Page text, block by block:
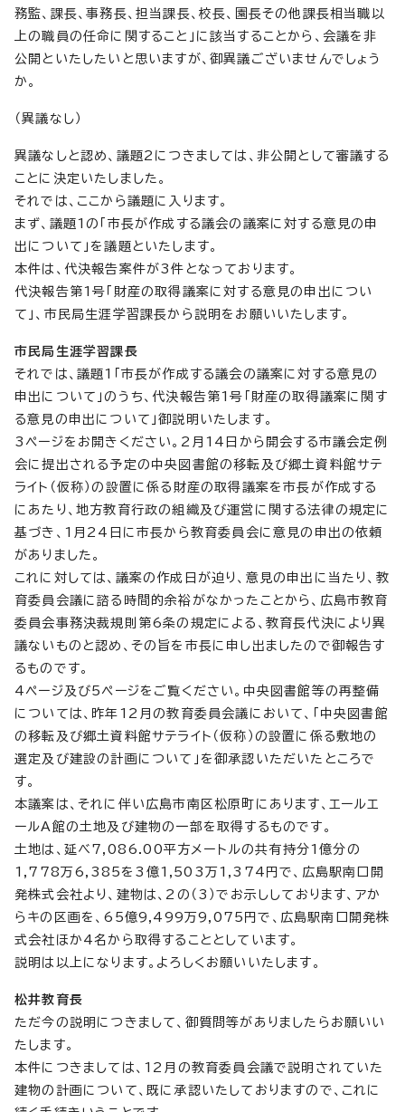
務監、課長、事務長、担当課長、校長、園長その他課長相当職以
上の職員の任命に関すること」に該当することから、会議を非
公開といたしたいと思いますが、御異議ございませんでしょう
か。
（異議なし）
異議なしと認め、議題2につきましては、非公開として審議する
ことに決定いたしました。
それでは、ここから議題に入ります。
まず、議題1の「市長が作成する議会の議案に対する意見の申
出について」を議題といたします。
本件は、代決報告案件が3件となっております。
代決報告第1号「財産の取得議案に対する意見の申出につい
て」、市民局生涯学習課長から説明をお願いいたします。
市民局生涯学習課長
それでは、議題1「市長が作成する議会の議案に対する意見の
申出について」のうち、代決報告第1号「財産の取得議案に関す
る意見の申出について」御説明いたします。
3ページをお開きください。2月14日から開会する市議会定例
会に提出される予定の中央図書館の移転及び郷土資料館サテ
ライト（仮称）の設置に係る財産の取得議案を市長が作成する
にあたり、地方教育行政の組織及び運営に関する法律の規定に
基づき、1月24日に市長から教育委員会に意見の申出の依頼
がありました。
これに対しては、議案の作成日が迫り、意見の申出に当たり、教
育委員会議に諮る時間的余裕がなかったことから、広島市教育
委員会事務決裁規則第6条の規定による、教育長代決により異
議ないものと認め、その旨を市長に申し出ましたので御報告す
るものです。
4ページ及び5ページをご覧ください。中央図書館等の再整備
については、昨年12月の教育委員会議において、「中央図書館
の移転及び郷土資料館サテライト（仮称）の設置に係る敷地の
選定及び建設の計画について」を御承認いただいたところで
す。
本議案は、それに伴い広島市南区松原町にあります、エールエ
ールA館の土地及び建物の一部を取得するものです。
土地は、延べ7,086.00平方メートルの共有持分1億分の
1,778万6,385を3億1,503万1,374円で、広島駅南口開
発株式会社より、建物は、2の（3）でお示ししております、アか
らキの区画を、65億9,499万9,075円で、広島駅南口開発株
式会社ほか4名から取得することとしています。
説明は以上になります。よろしくお願いいたします。
松井教育長
ただ今の説明につきまして、御質問等がありましたらお願いい
たします。
本件につきましては、12月の教育委員会議で説明されていた
建物の計画について、既に承認いたしておりますので、これに